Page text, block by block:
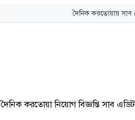
দৈনিক করতোয়ায় সাব
দৈনিক করতোয়া নিয়োগ বিজ্ঞপ্তি সাব